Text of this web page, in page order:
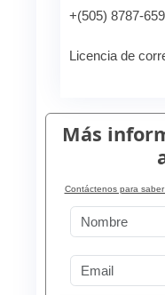
+(505) 8787-
Licencia de
Más
Contáctenos para